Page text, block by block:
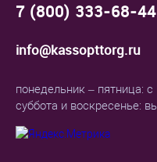
7 (800) 333-68-44
info@kassopttorg.ru
понедельник – пятница:
суббота и воскресенье: